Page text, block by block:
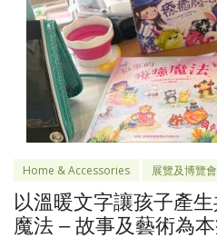
Home & Accessories 展覽及博覽會
以溫暖文字讓孩子產
魔法 – 故事及藝術為